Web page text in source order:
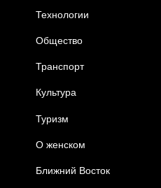
Технологии
Общество
Транспорт
Культура
Туризм
О женском
Ближний Восток